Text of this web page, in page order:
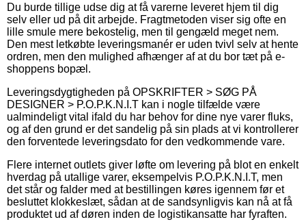
Du burde tillige udse dig at få varerne leveret hjem til dig
selv eller ud på dit arbejde. Fragtmetoden viser sig ofte en
lille smule mere bekostelig, men til gengæld meget nem.
Den mest letkøbte leveringsmanér er uden tvivl selv at hente
ordren, men den mulighed afhænger af at du bor tæt på e-
shoppens bopæl.
Leveringsdygtigheden på OPSKRIFTER > SØG PÅ
DESIGNER > P.O.P.K.N.I.T kan i nogle tilfælde være
ualmindeligt vital ifald du har behov for dine nye varer fluks,
og af den grund er det sandelig på sin plads at vi kontrollerer
den forventede leveringsdato for den vedkommende vare.
Flere internet outlets giver løfte om levering på blot en enkelt
hverdag på utallige varer, eksempelvis P.O.P.K.N.I.T, men
det står og falder med at bestillingen køres igennem før et
besluttet klokkeslæt, sådan at de sandsynligvis kan nå at få
produktet ud af døren inden de logistikansatte har fyraften.